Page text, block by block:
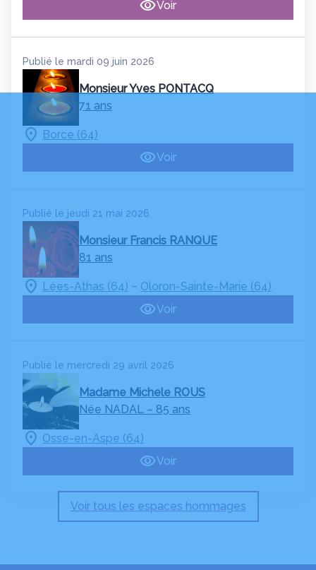
Voir
Publié le mardi 09 juin 2026
Monsieur Yves PONTACQ
71 ans
Borce (64)
Voir
Publié le jeudi 21 mai 2026
Monsieur Francis RANQUE
81 ans
Lées-Athas (64) – Oloron-Sainte-Marie (64)
Voir
Publié le mercredi 29 avril 2026
Madame Michele ROUS
Née NADAL – 85 ans
Osse-en-Aspe (64)
Voir
Voir tous les espaces hommages